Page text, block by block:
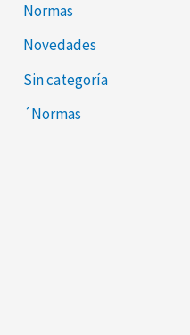
Normas
Novedades
Sin categoría
´Normas